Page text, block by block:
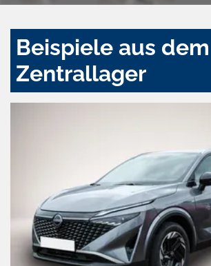
Beispiele aus dem
Zentrallager